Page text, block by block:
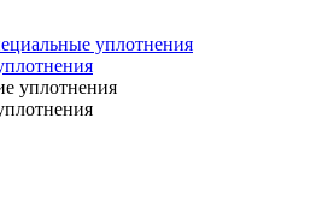
уплотнения
уплотнения